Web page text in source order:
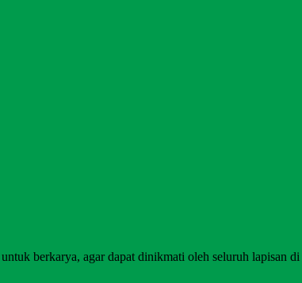
berkarya, agar dapat dinikmati oleh seluruh lapisan